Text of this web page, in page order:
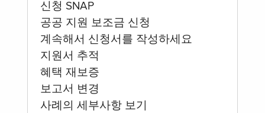
신청 SNAP
공공 지원 보조금 신청
계속해서 신청서를 작성하세요
지원서 추적
혜택 재보증
보고서 변경
사례의 세부사항 보기